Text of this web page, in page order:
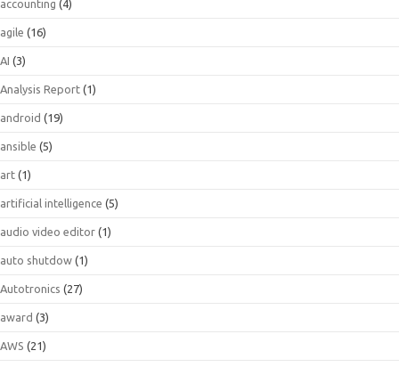
accounting (4)
agile (16)
AI (3)
Analysis Report (1)
android (19)
ansible (5)
art (1)
artificial intelligence (5)
audio video editor (1)
auto shutdow (1)
Autotronics (27)
award (3)
AWS (21)